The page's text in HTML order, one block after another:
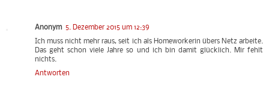
Anonym 5. Dezember 2015 um 12:39
Ich muss nicht mehr raus, seit ich als Homeworkerin übers Netz arbeite.
Das geht schon viele Jahre so und ich bin damit glücklich. Mir fehlt
nichts.
Antworten